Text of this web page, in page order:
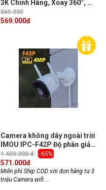
3K Chính Hãng, Xoay 360°, AI
Nhận Diện Người Đàm thoại 2
chiều, Wifi 6, Đèn & Còi
569.000
569.000đ
Camera không dây ngoài trời
IMOU IPC-F42P Độ phân giải
4,0MP, cảnh báo chuyển
động, tính năng Wifi Hotspot
1.600.000 đ -65%
571.000đ
Miễn phí Ship COD với đơn hàng từ 3
triệu Camera wifi ...